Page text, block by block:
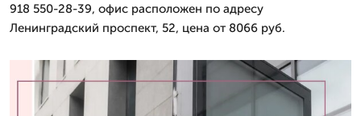
918 550-28-39, офис расположен по адресу
Ленинградский проспект, 52, цена от 8066 руб.